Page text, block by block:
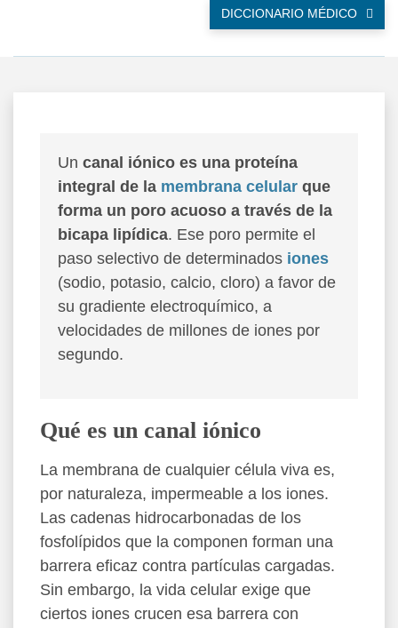
DICCIONARIO MÉDICO
Un canal iónico es una proteína
integral de la membrana celular que
forma un poro acuoso a través de la
bicapa lipídica. Ese poro permite el
paso selectivo de determinados iones
(sodio, potasio, calcio, cloro) a favor de
su gradiente electroquímico, a
velocidades de millones de iones por
segundo.
Qué es un canal iónico
La membrana de cualquier célula viva es,
por naturaleza, impermeable a los iones.
Las cadenas hidrocarbonadas de los
fosfolípidos que la componen forman una
barrera eficaz contra partículas cargadas.
Sin embargo, la vida celular exige que
ciertos iones crucen esa barrera con